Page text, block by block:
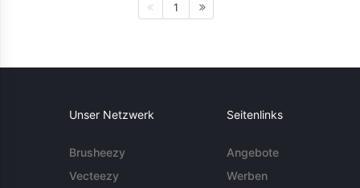
1
Unser Netzwerk
Brusheezy
Vecteezy
Seitenlinks
Angebote
Werben